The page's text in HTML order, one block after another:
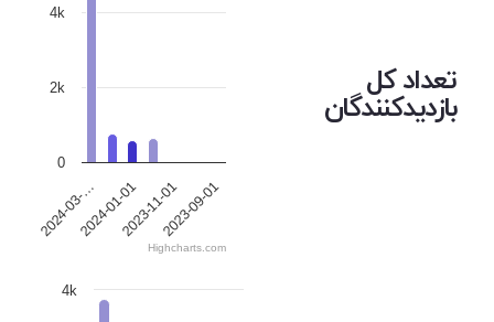
تعداد کل
بازدیدکنندگان
2024-03-…2024-01-012023-11-012023-09-01
0
2k
4k
Highcharts.com
4k